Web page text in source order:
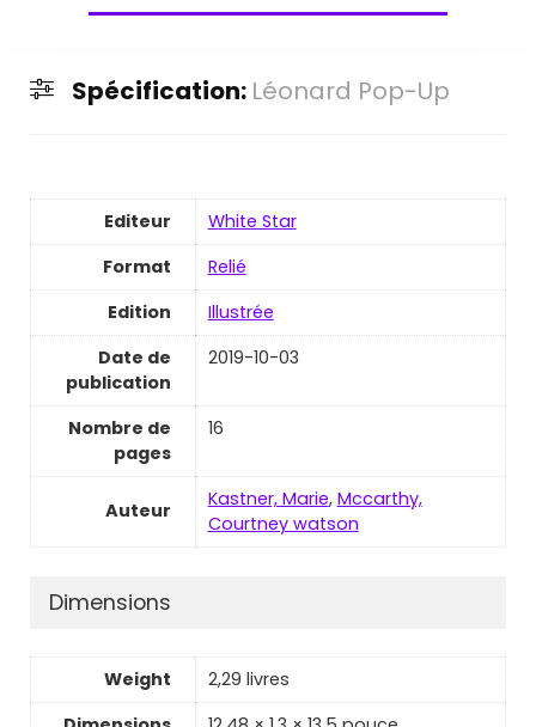
Spécification: Léonard Pop-Up
Editeur
White Star
Format
Relié
Edition
Illustrée
Date de
publication
2019-10-03
Nombre de
pages
16
Auteur Kastner, Marie, Mccarthy,
Courtney watson
Dimensions
Weight
2,29 livres